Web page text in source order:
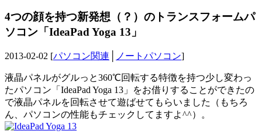
4つの顔を持つ新発想（？）のトランスフォームパ
ソコン「IdeaPad Yoga 13」
2013-02-02 [パソコン関連 ノートパソコン]
液晶パネルがグルっと360℃回転する特徴を持つ少し変わっ
たパソコン「IdeaPad Yoga 13」をお借りすることができたの
で液晶パネルを回転させて遊ばせてもらいました（もちろ
ん、パソコンの性能もチェックしてますよ^^）。